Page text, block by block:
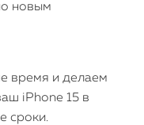
новым
время и делаем
iPhone 15 в
сроки.